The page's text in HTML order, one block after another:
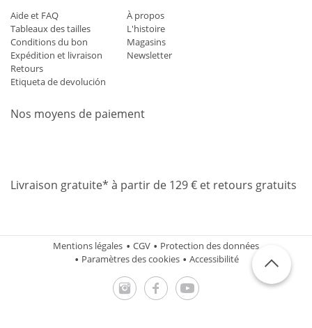
Aide et FAQ
Tableaux des tailles
Conditions du bon
Expédition et livraison
Retours
Etiqueta de devolución
À propos
L'histoire
Magasins
Newsletter
Nos moyens de paiement
Livraison gratuite* à partir de 129 € et retours gratuits
Mentions légales CGV
Protection des données
Paramètres des cookies
Accessibilité